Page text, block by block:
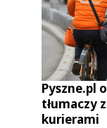
Pyszne.pl
tłumaczy
kurierami